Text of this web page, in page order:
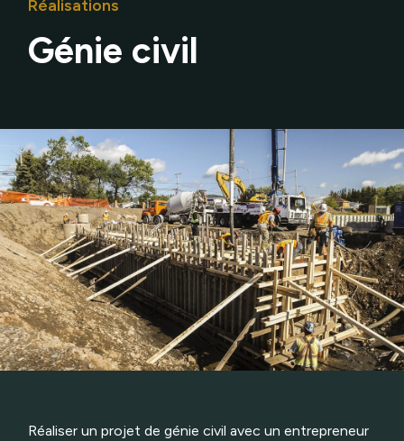
Réalisations
Génie civil
Réaliser un projet de génie civil avec un entrepreneur